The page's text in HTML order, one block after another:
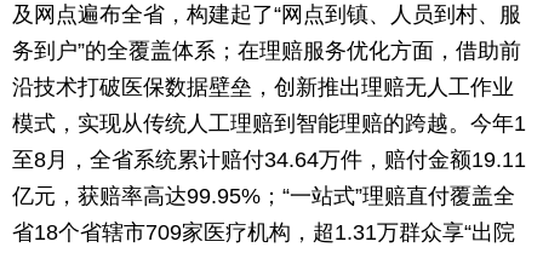
及网点遍布全省，构建起了“网点到镇、人员到村、服
务到户”的全覆盖体系；在理赔服务优化方面，借助前
沿技术打破医保数据壁垒，创新推出理赔无人工作业
模式，实现从传统人工理赔到智能理赔的跨越。今年1
至8月，全省系统累计赔付34.64万件，赔付金额19.11
亿元，获赔率高达99.95%；“一站式”理赔直付覆盖全
省18个省辖市709家医疗机构，超1.31万群众享“出院